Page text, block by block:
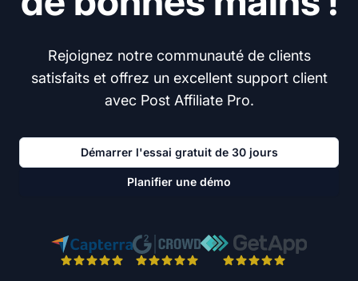
Rejoignez notre communauté de clients
satisfaits et offrez un excellent support client
avec Post Affiliate Pro.
Démarrer l'essai gratuit de 30 jours
Planifier une démo